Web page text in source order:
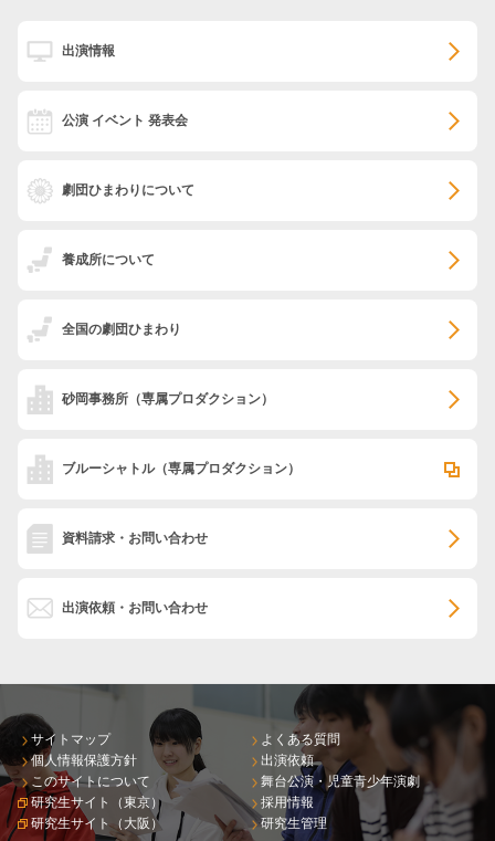
出演情報
公演 イベント 発表会
劇団ひまわりについて
養成所について
全国の劇団ひまわり
砂岡事務所 （専属プロダクション）
ブルーシャトル（専属プロダクション）
資料請求・お問い合わせ
出演依頼・お問い合わせ
サイトマップ
個人情報保護方針
このサイトについて
研究生サイト（東京）
研究生サイト（大阪）
よくある質問
出演依頼
舞台公演・児童青少年演劇
採用情報
研究生管理